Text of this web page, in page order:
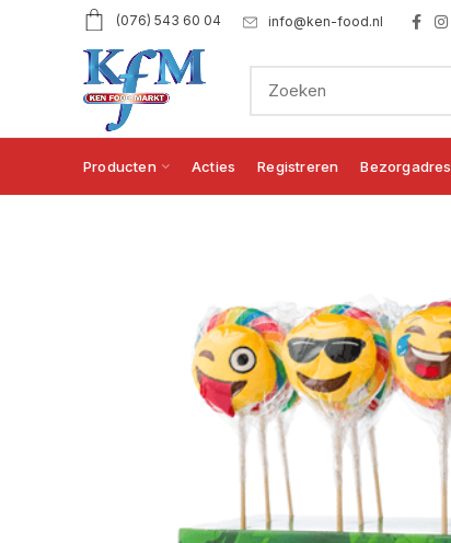
(076) 543 60 04 info@ken-food.nl
Producten Acties Registreren Bezorgadres